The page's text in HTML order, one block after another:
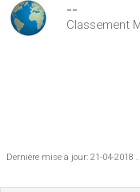
--
Classement
Dernière mise à jour: 21-04-2018